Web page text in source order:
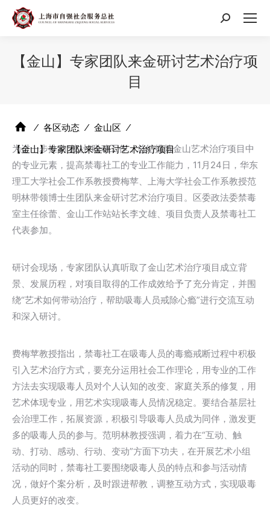
搜
【金山】专家团队来金研讨艺术治疗项
目
⁄ 各区动态 ⁄ 金山区 ⁄
【金山】专家团队来金研讨艺术治疗项目
为进一步推动“校社”联动工作，总结提炼金山艺术治疗项目中
的专业元素，提高禁毒社工的专业工作能力，11月24日，华东
理工大学社会工作系教授费梅苹、上海大学社会工作系教授范
明林带领博士生团队来金研讨艺术治疗项目。区委政法委禁毒
室主任徐蕾、金山工作站站长李文雄、项目负责人及禁毒社工
代表参加。
研讨会现场，专家团队认真听取了金山艺术治疗项目成立背
景、发展历程，对项目取得的工作成效给予了充分肯定，并围
绕“艺术如何带动治疗，帮助吸毒人员戒除心瘾”进行交流互动
和深入研讨。
费梅苹教授指出，禁毒社工在吸毒人员的毒瘾戒断过程中积极
引入艺术治疗方式，要充分运用社会工作理论，用专业的工作
方法去实现吸毒人员对个人认知的改变、家庭关系的修复，用
艺术体现专业，用艺术实现吸毒人员情况稳定。要结合基层社
会治理工作，拓展资源，积极引导吸毒人员成为同伴，激发更
多的吸毒人员的参与。范明林教授强调，着力在“互动、触
动、打动、感动、行动、变动”方面下功夫，在开展艺术小组
活动的同时，禁毒社工要围绕吸毒人员的特点和参与活动情
况，做好个案分析，及时跟进帮教，调整互动方式，实现吸毒
人员更好的改变。